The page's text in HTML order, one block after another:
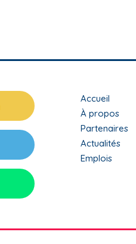
Top
menu
footer
Accueil
À propos
Partenaires
Actualités
Emplois